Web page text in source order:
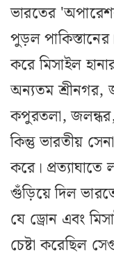
ভারতের
পুড়ল
করে মিসাইল
অন্যতম
কপুরতলা, জলন্ধর,
কিন্তু ভারতীয় সেনা
করে। প্রত্যাঘাতে
গুঁড়িয়ে দিল
যে ড্রোন এবং
চেষ্টা করেছিল